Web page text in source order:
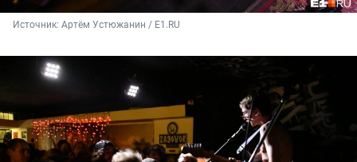
Источник: Артём Устюжанин / E1.RU